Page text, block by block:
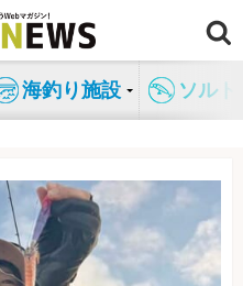
海釣り施設 ソル